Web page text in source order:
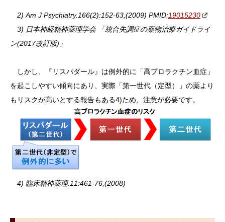
2) Am J Psychiatry.166(2):152-63,(2009) PMID:19015230
3) 日本神経精神薬理学会 「統合失調症の薬物治療ガイドライ
ン(2017改訂版)」
しかし、『リスパダール』は例外的に「高プロラクチン血症」
を起こしやすい傾向にあり、実際「第一世代（定型）」の薬より
もリスクが高いとする報告もある4)ため、注意が必要です。
4) 臨床精神薬理.11:461-76,(2008)